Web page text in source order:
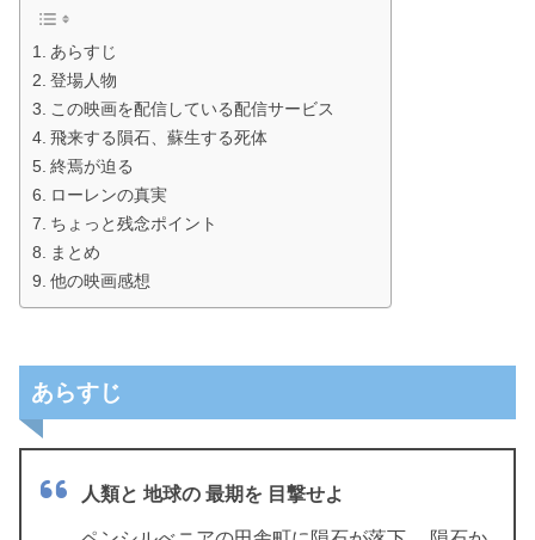
あらすじ
登場人物
この映画を配信している配信サービス
飛来する隕石、蘇生する死体
終焉が迫る
ローレンの真実
ちょっと残念ポイント
まとめ
他の映画感想
あらすじ
人類と 地球の 最期を 目撃せよ